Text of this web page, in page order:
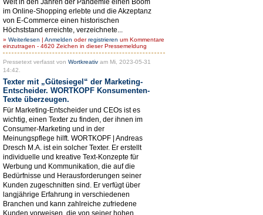
im Online-Shopping erlebte und die Akzeptanz
von E-Commerce einen historischen
Höchststand erreichte, verzeichnete...
» Weiterlesen | Anmelden oderregistrieren um Kommentare
einzutragen - 4620 Zeichen in dieser Pressemeldung
Pressetext verfasst von Wortkreativ am Mi, 2023-05-31
14:42.
Texter mit „Gütesiegel“ der Marketing-
Entscheider. WORTKOPF Konsumenten-
Texte überzeugen.
Für Marketing-Entscheider und CEOs ist es
wichtig, einen Texter zu finden, der ihnen im
Consumer-Marketing und in der
Meinungspflege hilft. WORTKOPF | Andreas
Dresch M.A. ist ein solcher Texter. Er erstellt
individuelle und kreative Text-Konzepte für
Werbung und Kommunikation, die auf die
Bedürfnisse und Herausforderungen seiner
Kunden zugeschnitten sind. Er verfügt über
langjährige Erfahrung in verschiedenen
Branchen und kann zahlreiche zufriedene
Kunden vorweisen, die von seiner hohen